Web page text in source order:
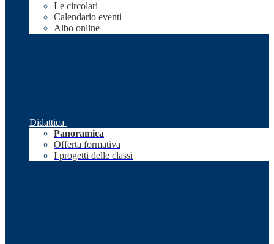
Le circolari
Calendario eventi
Albo online
Didattica
Panoramica
Offerta formativa
I progetti delle classi